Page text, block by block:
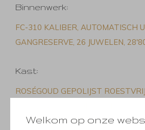
Welkom op onze
Binnenwerk:
FC-310 KALIBER, AUTOMATISCH
GANGRESERVE, 26 JUWELEN,
Kast:
ROSÉGOUD GEPOLIJST
ACHTERKANT. CONVEX